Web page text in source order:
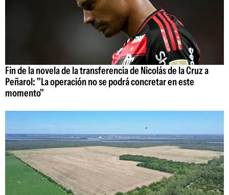
Fin de la novela de la transferencia de Nicolás de la Cruz a
Peñarol: "La operación no se podrá concretar en este
momento"